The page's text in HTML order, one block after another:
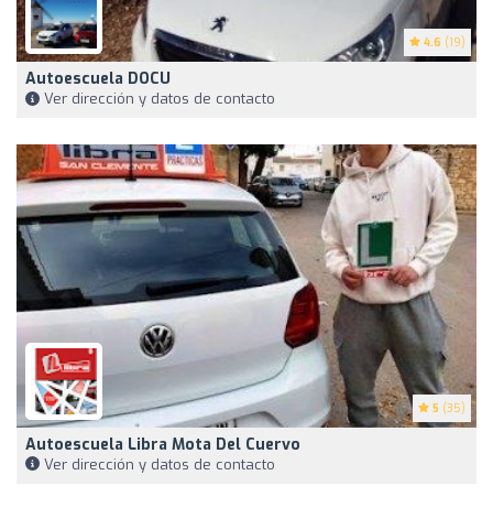
4.6 (19)
Autoescuela DOCU
Ver dirección y datos de contacto
5 (35)
Autoescuela Libra Mota Del Cuervo
Ver dirección y datos de contacto